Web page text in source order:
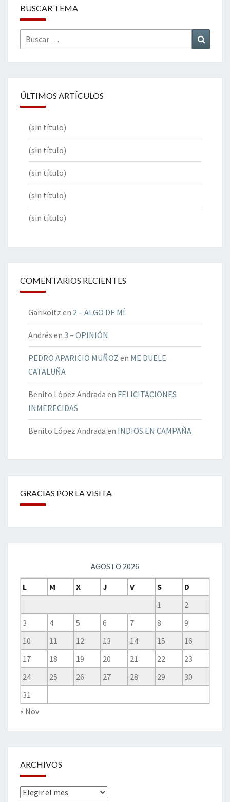
BUSCAR TEMA
Buscar
por:
ÚLTIMOS ARTÍCULOS
(sin título)
(sin título)
(sin título)
(sin título)
(sin título)
COMENTARIOS RECIENTES
Garikoitz en 2 – ALGO DE MÍ
Andrés en 3 – OPINIÓN
PEDRO APARICIO MUÑOZ en ME DUELE
CATALUÑA
Benito López Andrada en FELICITACIONES
INMERECIDAS
Benito López Andrada en INDIOS EN CAMPAÑA
GRACIAS POR LA VISITA
AGOSTO 2026
L
M X J V S
D
1
2
3
4 5 6 7 8
9
10
11 12 13 14 15
16
17
18 19 20 21 22
23
24
25 26 27 28 29
30
31
« Nov
ARCHIVOS
Archivos